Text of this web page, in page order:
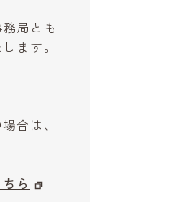
局とも
ます。
合は、
ら